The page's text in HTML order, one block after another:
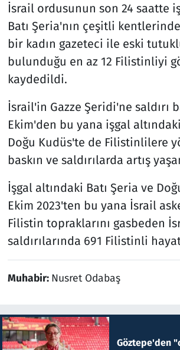
İsrail ordusunun son 24 saatte
Batı Şeria'nın çeşitli
bir kadın gazeteci ile eski
bulunduğu en az 12 Filistinliyi
kaydedildi.
İsrail'in Gazze Şeridi'ne saldırı
Ekim'den bu yana işgal
Doğu Kudüs'te de Filistinlilere
baskın ve saldırılarda artış
İşgal altındaki Batı Şeria ve
Ekim 2023'ten bu yana İsrail
Filistin topraklarını gasbeden
saldırılarında 691 Filistinli
Muhabir: Nusret Odabaş
Göztepe'den